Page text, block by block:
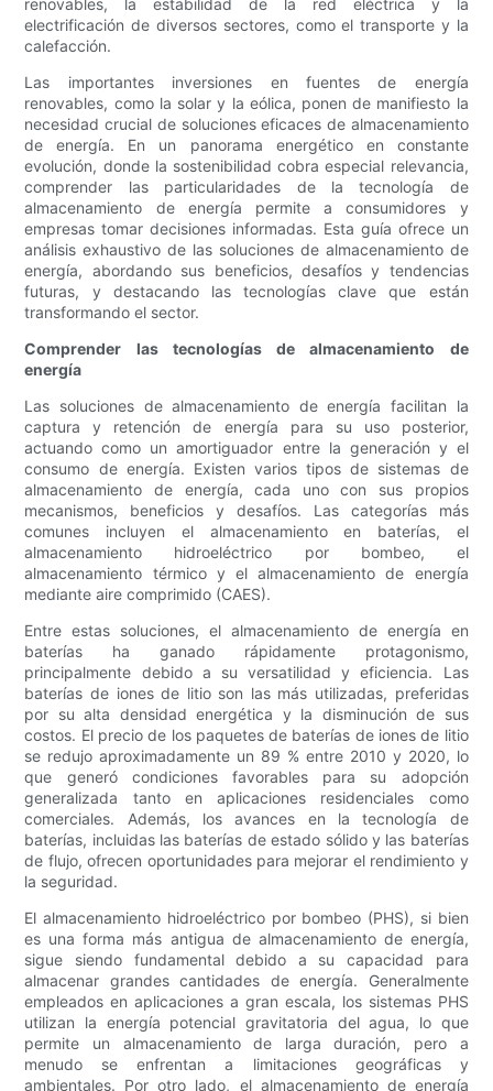
renovables, la estabilidad de la red eléctrica y la
electrificación de diversos sectores, como el transporte y la
calefacción.
Las importantes inversiones en fuentes de energía
renovables, como la solar y la eólica, ponen de manifiesto la
necesidad crucial de soluciones eficaces de almacenamiento
de energía. En un panorama energético en constante
evolución, donde la sostenibilidad cobra especial relevancia,
comprender las particularidades de la tecnología de
almacenamiento de energía permite a consumidores y
empresas tomar decisiones informadas. Esta guía ofrece un
análisis exhaustivo de las soluciones de almacenamiento de
energía, abordando sus beneficios, desafíos y tendencias
futuras, y destacando las tecnologías clave que están
transformando el sector.
Comprender las tecnologías de almacenamiento de
energía
Las soluciones de almacenamiento de energía facilitan la
captura y retención de energía para su uso posterior,
actuando como un amortiguador entre la generación y el
consumo de energía. Existen varios tipos de sistemas de
almacenamiento de energía, cada uno con sus propios
mecanismos, beneficios y desafíos. Las categorías más
comunes incluyen el almacenamiento en baterías, el
almacenamiento hidroeléctrico por bombeo, el
almacenamiento térmico y el almacenamiento de energía
mediante aire comprimido (CAES).
Entre estas soluciones, el almacenamiento de energía en
baterías ha ganado rápidamente protagonismo,
principalmente debido a su versatilidad y eficiencia. Las
baterías de iones de litio son las más utilizadas, preferidas
por su alta densidad energética y la disminución de sus
costos. El precio de los paquetes de baterías de iones de litio
se redujo aproximadamente un 89 % entre 2010 y 2020, lo
que generó condiciones favorables para su adopción
generalizada tanto en aplicaciones residenciales como
comerciales. Además, los avances en la tecnología de
baterías, incluidas las baterías de estado sólido y las baterías
de flujo, ofrecen oportunidades para mejorar el rendimiento y
la seguridad.
El almacenamiento hidroeléctrico por bombeo (PHS), si bien
es una forma más antigua de almacenamiento de energía,
sigue siendo fundamental debido a su capacidad para
almacenar grandes cantidades de energía. Generalmente
empleados en aplicaciones a gran escala, los sistemas PHS
utilizan la energía potencial gravitatoria del agua, lo que
permite un almacenamiento de larga duración, pero a
menudo se enfrentan a limitaciones geográficas y
ambientales. Por otro lado, el almacenamiento de energía